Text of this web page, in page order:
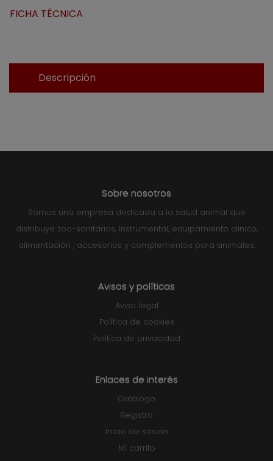
FICHA TÉCNICA
Descripción
Sobre nosotros
Somos una empresa dedicada a la salud animal que
distribuye zoo-sanitarios, instrumental, equipamiento clinico,
alimentación , accesorios y complementos para animales.
Avisos y políticas
Aviso legal
Política de cookies
Política de privacidad
Enlaces de interés
Catálogo
Registro
Inicio de sesión
Mi carrito